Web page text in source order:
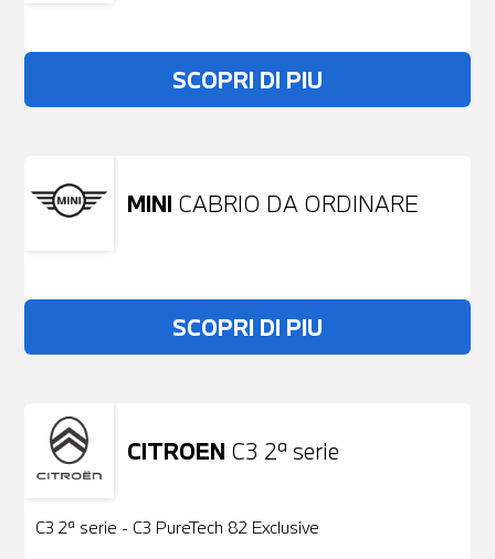
SCOPRI DI PIU
MINI CABRIO DA ORDINARE
SCOPRI DI PIU
CITROEN C3 2ª serie
Usato
C3 2ª serie - C3 PureTech 82 Exclusive